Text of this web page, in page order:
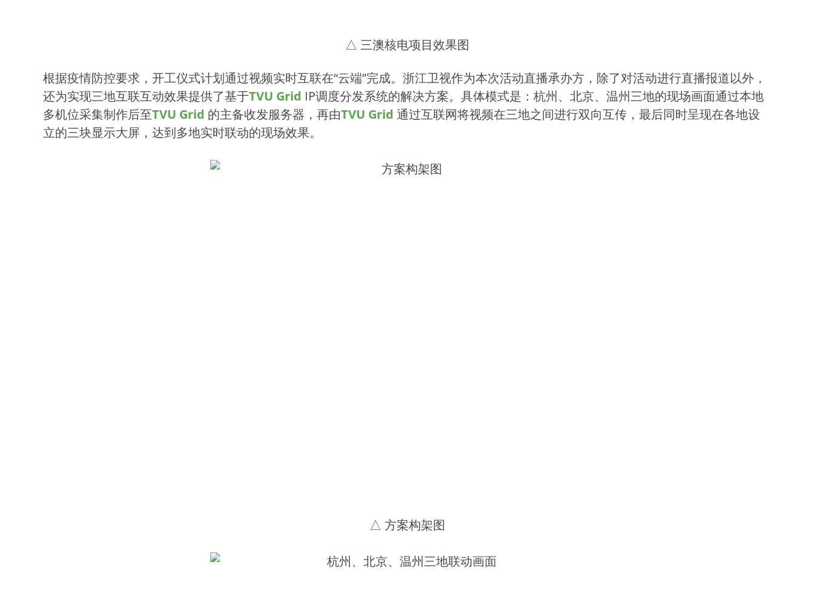
△ 三澳核电项目效果图
根据疫情防控要求，开工仪式计划通过视频实时互联在“云端”完成。浙江卫视作为本次活动直播承办方，除了对活动进行直播报道以外，
还为实现三地互联互动效果提供了基于TVU Grid IP调度分发系统的解决方案。具体模式是：杭州、北京、温州三地的现场画面通过本地
多机位采集制作后至TVU Grid 的主备收发服务器，再由TVU Grid 通过互联网将视频在三地之间进行双向互传，最后同时呈现在各地设
立的三块显示大屏，达到多地实时联动的现场效果。
△ 方案构架图